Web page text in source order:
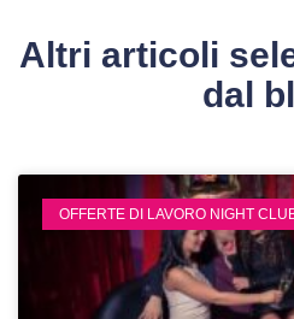
Altri articoli
dal
OFFERTE DI LAVORO NIGHT